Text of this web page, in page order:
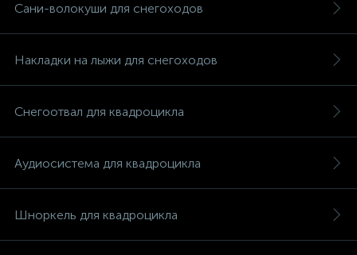
Сани-волокуши для снегоходов
Накладки на лыжи для снегоходов
Снегоотвал для квадроцикла
Аудиосистема для квадроцикла
Шноркель для квадроцикла